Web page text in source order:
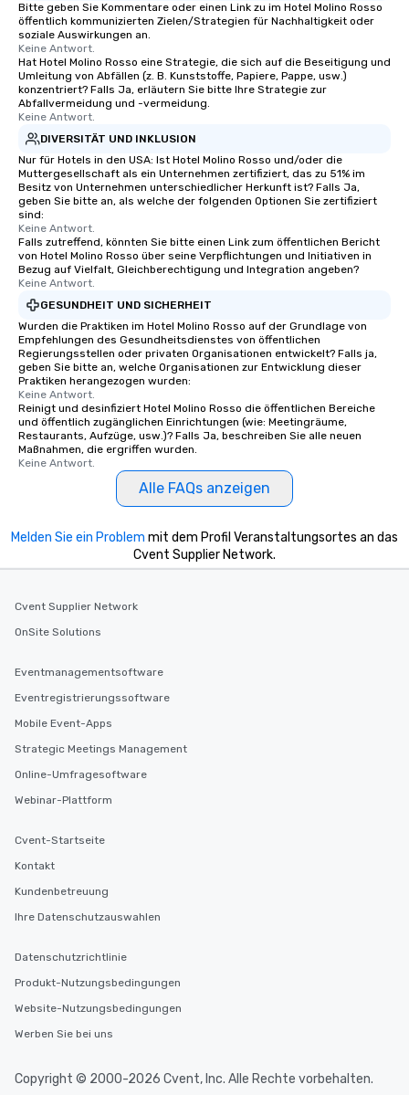
Bitte geben Sie Kommentare oder einen Link zu im Hotel Molino Rosso
öffentlich kommunizierten Zielen/Strategien für Nachhaltigkeit oder
soziale Auswirkungen an.
Keine Antwort.
Hat Hotel Molino Rosso eine Strategie, die sich auf die Beseitigung und
Umleitung von Abfällen (z. B. Kunststoffe, Papiere, Pappe, usw.)
konzentriert? Falls Ja, erläutern Sie bitte Ihre Strategie zur
Abfallvermeidung und -vermeidung.
Keine Antwort.
DIVERSITÄT UND INKLUSION
Nur für Hotels in den USA: Ist Hotel Molino Rosso und/oder die
Muttergesellschaft als ein Unternehmen zertifiziert, das zu 51% im
Besitz von Unternehmen unterschiedlicher Herkunft ist? Falls Ja,
geben Sie bitte an, als welche der folgenden Optionen Sie zertifiziert
sind:
Keine Antwort.
Falls zutreffend, könnten Sie bitte einen Link zum öffentlichen Bericht
von Hotel Molino Rosso über seine Verpflichtungen und Initiativen in
Bezug auf Vielfalt, Gleichberechtigung und Integration angeben?
Keine Antwort.
GESUNDHEIT UND SICHERHEIT
Wurden die Praktiken im Hotel Molino Rosso auf der Grundlage von
Empfehlungen des Gesundheitsdienstes von öffentlichen
Regierungsstellen oder privaten Organisationen entwickelt? Falls ja,
geben Sie bitte an, welche Organisationen zur Entwicklung dieser
Praktiken herangezogen wurden:
Keine Antwort.
Reinigt und desinfiziert Hotel Molino Rosso die öffentlichen Bereiche
und öffentlich zugänglichen Einrichtungen (wie: Meetingräume,
Restaurants, Aufzüge, usw.)? Falls Ja, beschreiben Sie alle neuen
Maßnahmen, die ergriffen wurden.
Keine Antwort.
Alle FAQs anzeigen
Melden Sie ein Problem mit dem Profil Veranstaltungsortes an das
Cvent Supplier Network.
Cvent Supplier Network
OnSite Solutions
Eventmanagementsoftware
Eventregistrierungssoftware
Mobile Event-Apps
Strategic Meetings Management
Online-Umfragesoftware
Webinar-Plattform
Cvent-Startseite
Kontakt
Kundenbetreuung
Ihre Datenschutzauswahlen
Datenschutzrichtlinie
Produkt-Nutzungsbedingungen
Website-Nutzungsbedingungen
Werben Sie bei uns
Copyright © 2000-2026 Cvent, Inc. Alle Rechte vorbehalten.